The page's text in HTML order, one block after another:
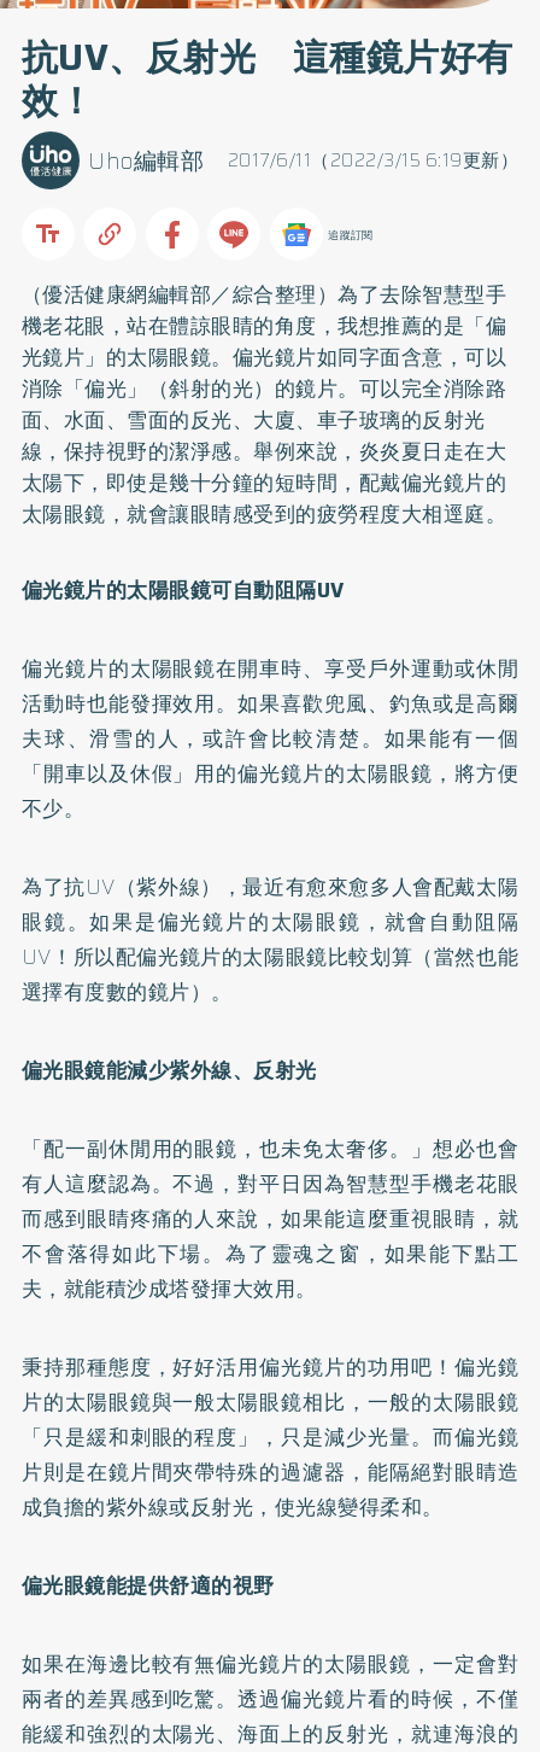
抗UV、反射光 這種鏡片好有
效！
2017/6/11（2022/3/15 6:19更新）
Uho編輯部
追蹤訂閱
（優活健康網編輯部／綜合整理）為了去除智慧型手
機老花眼，站在體諒眼睛的角度，我想推薦的是「偏
光鏡片」的太陽眼鏡。偏光鏡片如同字面含意，可以
消除「偏光」（斜射的光）的鏡片。可以完全消除路
面、水面、雪面的反光、大廈、車子玻璃的反射光
線，保持視野的潔淨感。舉例來說，炎炎夏日走在大
太陽下，即使是幾十分鐘的短時間，配戴偏光鏡片的
太陽眼鏡，就會讓眼睛感受到的疲勞程度大相逕庭。
偏光鏡片的太陽眼鏡可自動阻隔UV
偏光鏡片的太陽眼鏡在開車時、享受戶外運動或休閒
活動時也能發揮效用。如果喜歡兜風、釣魚或是高爾
夫球、滑雪的人，或許會比較清楚。如果能有一個
「開車以及休假」用的偏光鏡片的太陽眼鏡，將方便
不少。
為了抗UV（紫外線），最近有愈來愈多人會配戴太陽
眼鏡。如果是偏光鏡片的太陽眼鏡，就會自動阻隔
UV！所以配偏光鏡片的太陽眼鏡比較划算（當然也能
選擇有度數的鏡片）。
偏光眼鏡能減少紫外線、反射光
「配一副休閒用的眼鏡，也未免太奢侈。」想必也會
有人這麼認為。不過，對平日因為智慧型手機老花眼
而感到眼睛疼痛的人來說，如果能這麼重視眼睛，就
不會落得如此下場。為了靈魂之窗，如果能下點工
夫，就能積沙成塔發揮大效用。
秉持那種態度，好好活用偏光鏡片的功用吧！偏光鏡
片的太陽眼鏡與一般太陽眼鏡相比，一般的太陽眼鏡
「只是緩和刺眼的程度」，只是減少光量。而偏光鏡
片則是在鏡片間夾帶特殊的過濾器，能隔絕對眼睛造
成負擔的紫外線或反射光，使光線變得柔和。
偏光眼鏡能提供舒適的視野
如果在海邊比較有無偏光鏡片的太陽眼鏡，一定會對
兩者的差異感到吃驚。透過偏光鏡片看的時候，不僅
能緩和強烈的太陽光、海面上的反射光，就連海浪的